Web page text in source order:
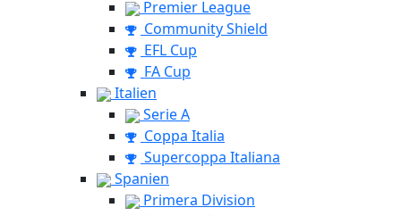
Premier League
Community Shield
EFL Cup
FA Cup
Italien
Serie A
Coppa Italia
Supercoppa Italiana
Spanien
Primera Division